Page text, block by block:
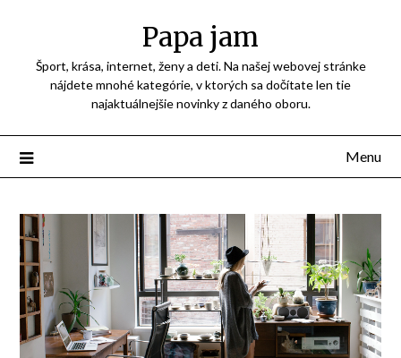
Papa jam
Šport, krása, internet, ženy a deti. Na našej webovej stránke
nájdete mnohé kategórie, v ktorých sa dočítate len tie
najaktuálnejšie novinky z daného oboru.
Menu